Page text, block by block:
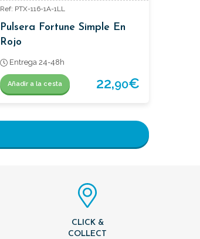
Ref: PTX-116-1A-1LL
Pulsera Fortune Simple En
Rojo
Entrega 24-48h
Añadir a la cesta 22,90€
CLICK &
COLLECT